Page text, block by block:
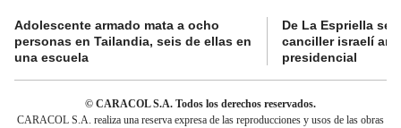
Adolescente armado mata a ocho
personas en Tailandia, seis de ellas en
una escuela
De La Espriella se
canciller israelí
presidencial
© CARACOL S.A. Todos los derechos reservados.
CARACOL S.A. realiza una reserva expresa de las reproducciones y usos de las obras